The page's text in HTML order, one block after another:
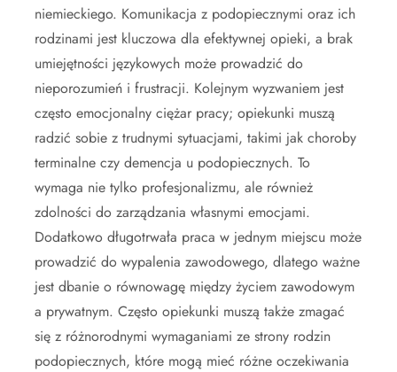
niemieckiego. Komunikacja z podopiecznymi oraz ich
rodzinami jest kluczowa dla efektywnej opieki, a brak
umiejętności językowych może prowadzić do
nieporozumień i frustracji. Kolejnym wyzwaniem jest
często emocjonalny ciężar pracy; opiekunki muszą
radzić sobie z trudnymi sytuacjami, takimi jak choroby
terminalne czy demencja u podopiecznych. To
wymaga nie tylko profesjonalizmu, ale również
zdolności do zarządzania własnymi emocjami.
Dodatkowo długotrwała praca w jednym miejscu może
prowadzić do wypalenia zawodowego, dlatego ważne
jest dbanie o równowagę między życiem zawodowym
a prywatnym. Często opiekunki muszą także zmagać
się z różnorodnymi wymaganiami ze strony rodzin
podopiecznych, które mogą mieć różne oczekiwania